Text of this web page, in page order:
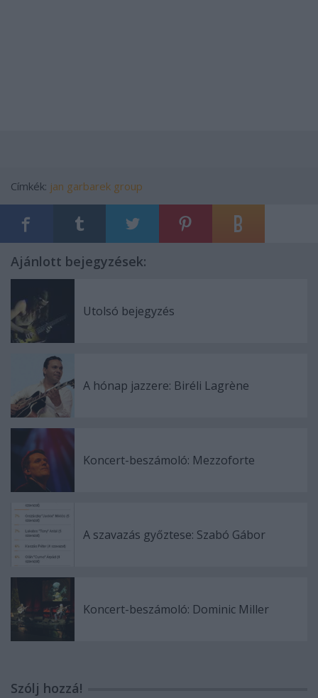
Címkék: jan garbarek group
Ajánlott bejegyzések:
Utolsó bejegyzés
A hónap jazzere: Biréli Lagrène
Koncert-beszámoló: Mezzoforte
A szavazás győztese: Szabó Gábor
Koncert-beszámoló: Dominic Miller
Szólj hozzá!